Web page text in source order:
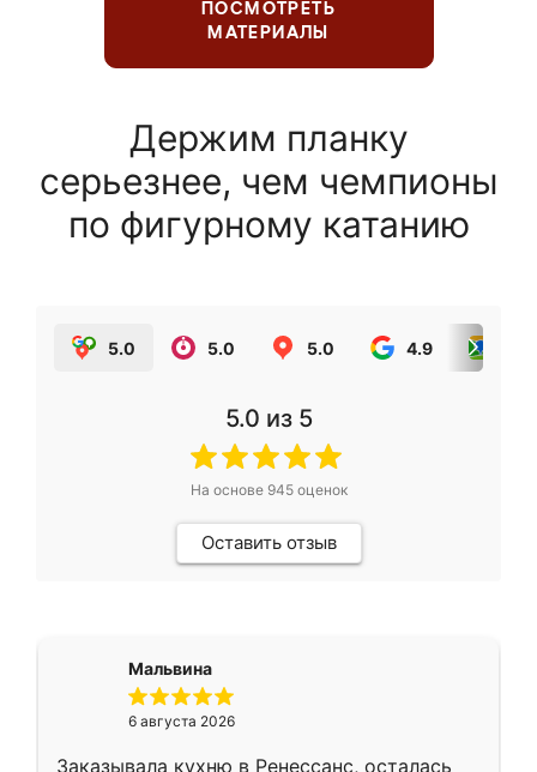
ПОСМОТРЕТЬ
МАТЕРИАЛЫ
Держим планку
серьезнее, чем чемпионы
по фигурному катанию
5.0 5.0 5.0 4.9
5.0 из 5
На основе 945оценок
Оставить отзыв
Мальвина
6 августа 2026
Заказывала кухню в Ренессанс, осталась